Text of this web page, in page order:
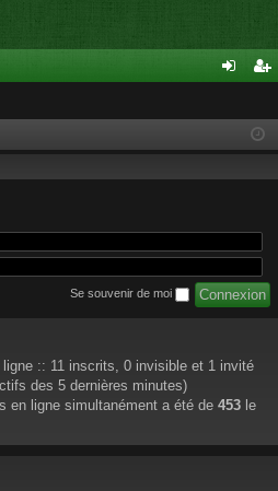
cri
Se souvenir de moi
ligne :: 11 inscrits, 0 invisible et 1 invité
des 5 dernières minutes)
en ligne simultanément a été de 453 le